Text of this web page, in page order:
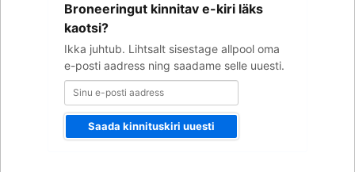
Broneeringut kinnitav e-kiri läks
kaotsi?
Ikka juhtub. Lihtsalt sisestage allpool oma
e-posti aadress ning saadame selle uuesti.
aadress
Saada kinnituskiri uuesti